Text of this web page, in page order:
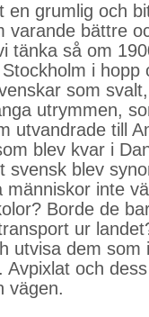
en grumlig och
varande bättre
tänka så om
i hopp
som
utrymmen,
utvandrade till
blev kvar i
svensk blev
människor inte
Borde de
ur
utvisa dem som
Avpixlat och
vägen.